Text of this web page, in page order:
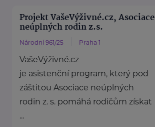
Projekt VašeVýživné.cz, Asociace
neúplných rodin z.s.
Národní 961/25 Praha 1
VašeVýživné.cz
je asistenční program, který pod
záštitou Asociace neúplných
rodin z. s. pomáhá rodičům získat
...